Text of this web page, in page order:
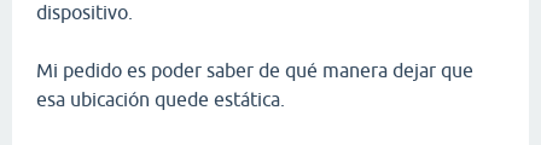
dispositivo.
Mi pedido es poder saber de qué manera dejar que
esa ubicación quede estática.